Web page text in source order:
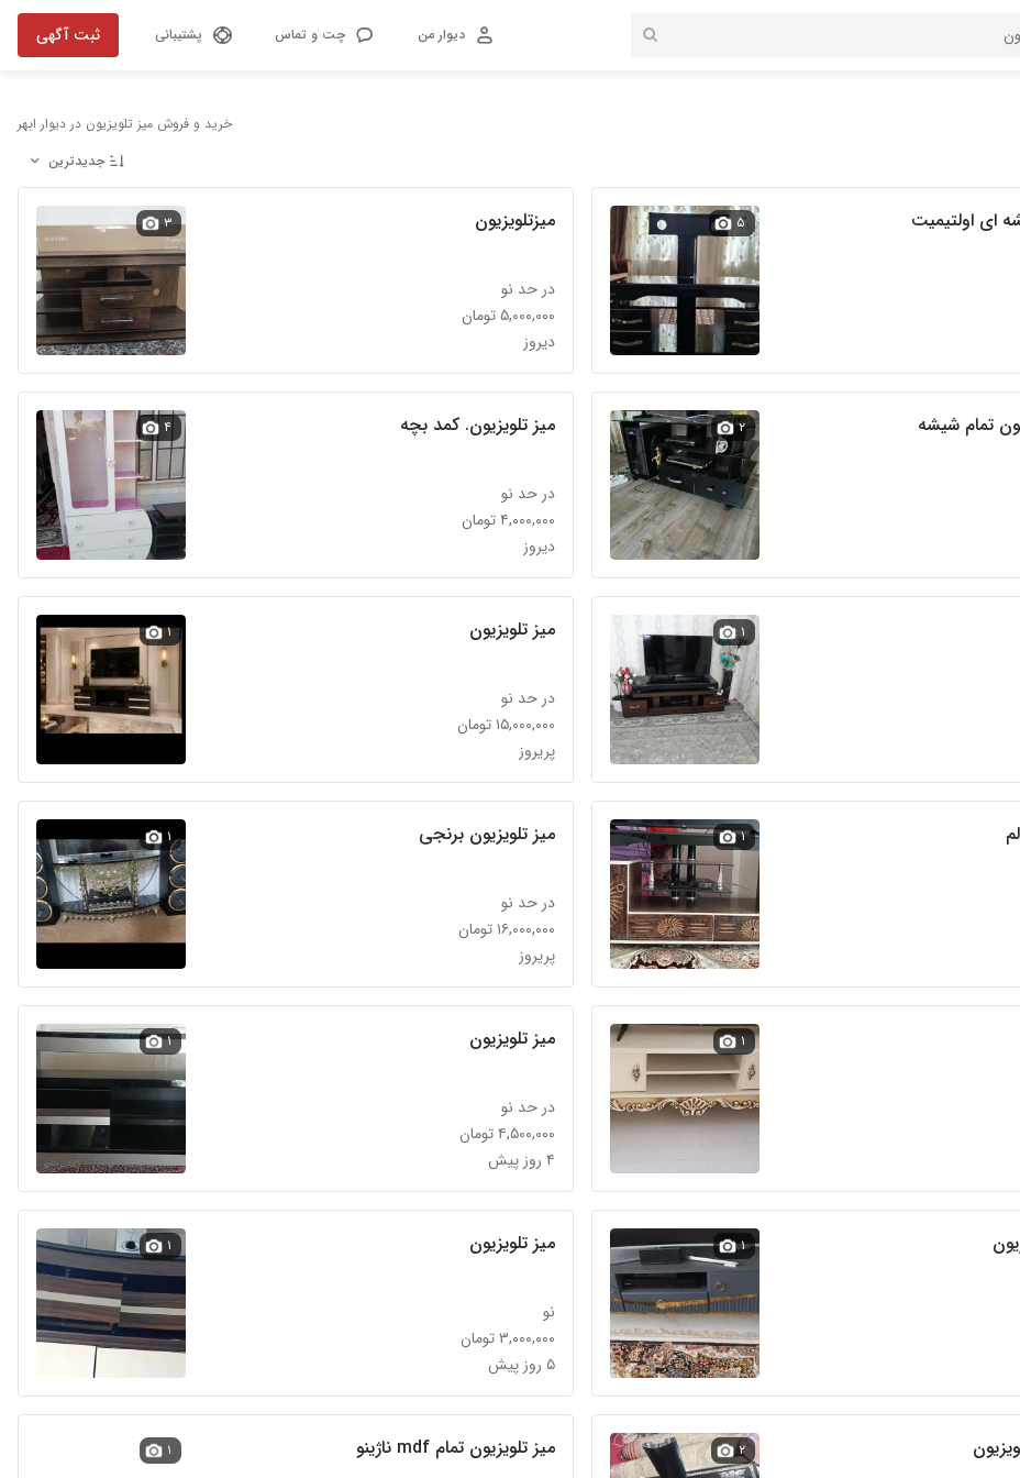
دیوار من چت و تماس پشتیبانی ثبت آگهی
خرید و فروش میز تلویزیون در دیوار ابهر
جدیدترین
۵ میزتلویزیون
در حد نو
۵,۰۰۰,۰۰۰ تومان
دیروز
۳
تمام شیشه ۲ میز تلویزیون. کمد بچه
در حد نو
۴,۰۰۰,۰۰۰ تومان
دیروز
۴
۱ میز تلویزیون
در حد نو
۱۵,۰۰۰,۰۰۰ تومان
پریروز
۱
۱ میز تلویزیون برنجی
در حد نو
۱۶,۰۰۰,۰۰۰ تومان
پریروز
۱
۱ میز تلویزیون
در حد نو
۴,۵۰۰,۰۰۰ تومان
۴ روز پیش
۱
۱ میز تلویزیون
نو
۳,۰۰۰,۰۰۰ تومان
۵ روز پیش
۱
۲ میز تلویزیون تمام mdf ناژینو ۱